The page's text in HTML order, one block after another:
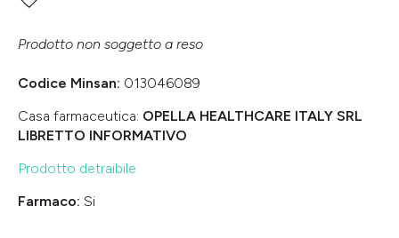
Prodotto non soggetto a reso
Codice Minsan: 013046089
Casa farmaceutica: OPELLA HEALTHCARE ITALY SRL
LIBRETTO INFORMATIVO
Prodotto detraibile
Farmaco: Si